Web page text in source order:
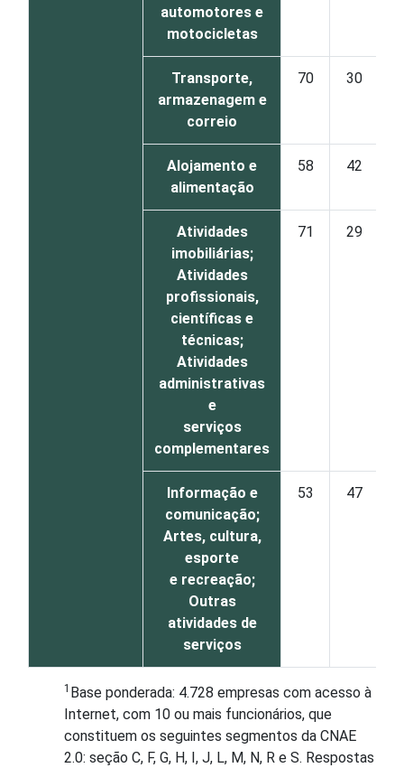
automotores e
motocicletas
Transporte,
armazenagem e
correio
70 30
Alojamento e
alimentação
58 42
Atividades
imobiliárias;
Atividades
profissionais,
científicas e
técnicas;
Atividades
administrativas
e
serviços
complementares
71 29
Informação e
comunicação;
Artes, cultura,
esporte
e recreação;
Outras
atividades de
serviços
53 47
1 Base ponderada: 4.728 empresas com acesso à
Internet, com 10 ou mais funcionários, que
constituem os seguintes segmentos da CNAE
2.0: seção C, F, G, H, I, J, L, M, N, R e S. Respostas